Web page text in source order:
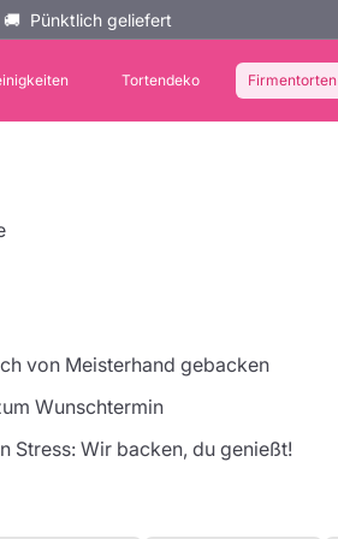
🚚 Pünktlich geliefert
Tortendeko Firmentorten
von Meisterhand gebacken
Wunschtermin
Stress: Wir backen, du genießt!